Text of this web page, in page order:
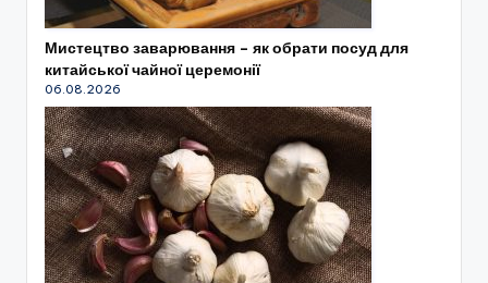
Мистецтво заварювання – як обрати посуд для
китайської чайної церемонії
06.08.2026